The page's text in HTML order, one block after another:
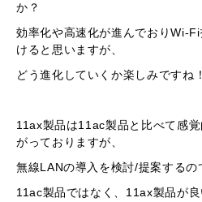
か？
効率化や高速化が進んでおりWi-
けると思いますが、
どう進化していくか楽しみですね！
11ax製品は11ac製品と比べて感
がっておりますが、
無線LANの導入を検討/提案するの
11ac製品ではなく、11ax製品が